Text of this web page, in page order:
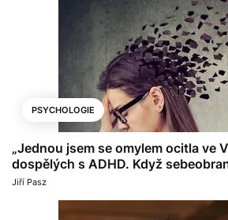
PSYCHOLOGIE
„Jednou jsem se omylem ocitla ve
dospělých s ADHD. Když
Jiří Pasz